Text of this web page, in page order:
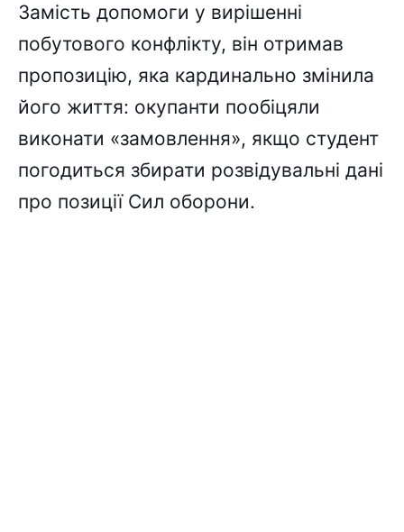
Замість допомоги у вирішенні
побутового конфлікту, він отримав
пропозицію, яка кардинально змінила
його життя: окупанти пообіцяли
виконати «замовлення», якщо студент
погодиться збирати розвідувальні дані
про позиції Сил оборони.